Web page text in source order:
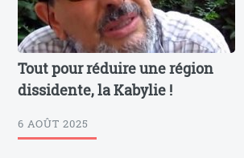
Tout pour réduire une région
dissidente, la Kabylie !
6 AOÛT 2025